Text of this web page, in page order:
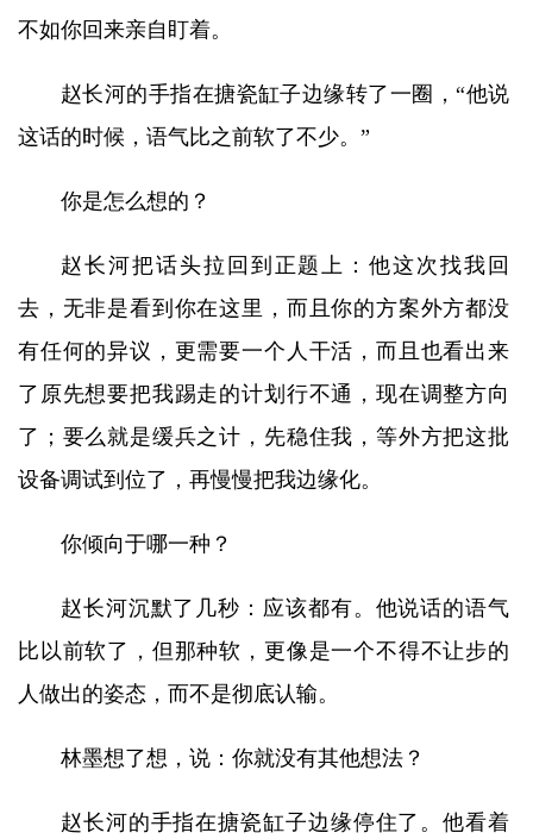
不如你回来亲自盯着。
赵长河的手指在搪瓷缸子边缘转了一圈，“他说
这话的时候，语气比之前软了不少。”
你是怎么想的？
赵长河把话头拉回到正题上：他这次找我回
去，无非是看到你在这里，而且你的方案外方都没
有任何的异议，更需要一个人干活，而且也看出来
了原先想要把我踢走的计划行不通，现在调整方向
了；要么就是缓兵之计，先稳住我，等外方把这批
设备调试到位了，再慢慢把我边缘化。
你倾向于哪一种？
赵长河沉默了几秒：应该都有。他说话的语气
比以前软了，但那种软，更像是一个不得不让步的
人做出的姿态，而不是彻底认输。
林墨想了想，说：你就没有其他想法？
赵长河的手指在搪瓷缸子边缘停住了。他看着